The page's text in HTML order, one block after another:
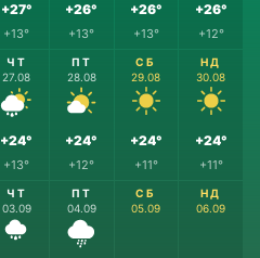
+27°
+13°
+26°
+13°
+26°
+13°
+26°
+12°
ЧТ
27.08
+24°
+13°
ПТ
28.08
+24°
+12°
СБ
29.08
+24°
+11°
НД
30.08
+24°
+11°
ЧТ
03.09
ПТ
04.09
СБ
05.09
НД
06.09